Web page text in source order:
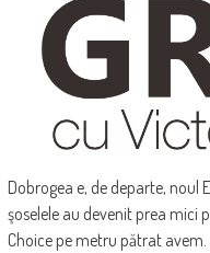
Dobrogea e, de departe, noul
şoselele au devenit prea
Choice pe metru pătrat